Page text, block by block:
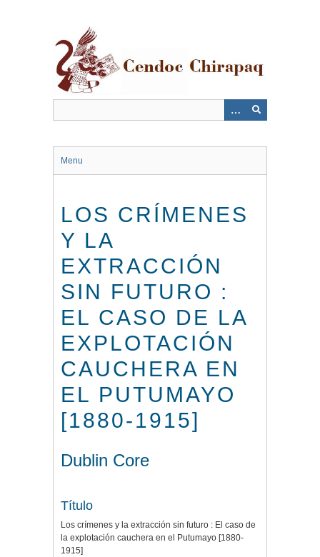
Menu
LOS CRÍMENES
Y LA
EXTRACCIÓN
SIN FUTURO :
EL CASO DE LA
EXPLOTACIÓN
CAUCHERA EN
EL PUTUMAYO
[1880-1915]
Dublin Core
Título
Los crímenes y la extracción sin futuro : El caso de
la explotación cauchera en el Putumayo [1880-
1915]